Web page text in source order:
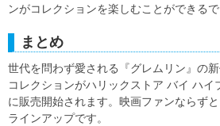
ンがコレクションを楽しむことができるで
まとめ
世代を問わず愛される『グレムリン』の
コレクションがハリックストア バイ ハイ
に販売開始されます。映画ファンならず
ラインアップです。